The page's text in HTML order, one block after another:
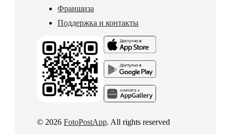
Франшиза
Поддержка и контакты
© 2026 FotoPostApp. All rights reserved